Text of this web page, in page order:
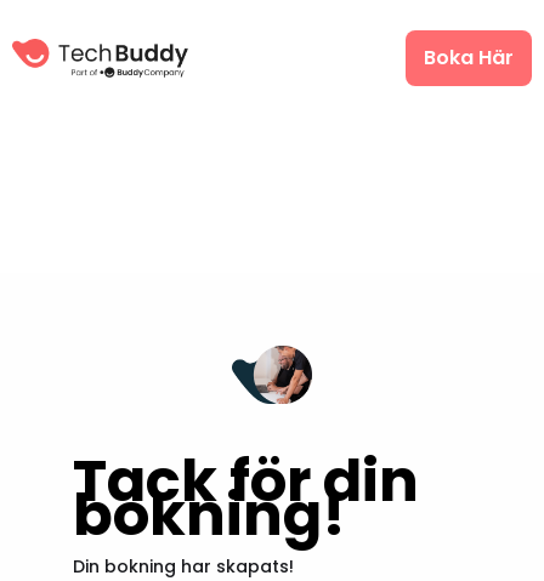
Boka Här
Tack för din
bokning!
Din bokning har skapats!